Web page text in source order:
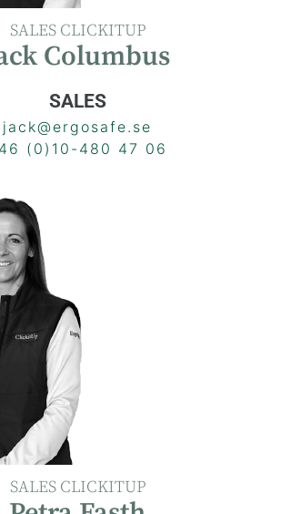
SALES CLICKITUP
Columbus
SALES
jack@ergosafe.se
(0)10-480 47 06
SALES CLICKITUP